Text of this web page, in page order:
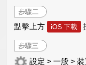
步驟二
點擊上方 iOS 下載
步驟三
設定 > 一般 >